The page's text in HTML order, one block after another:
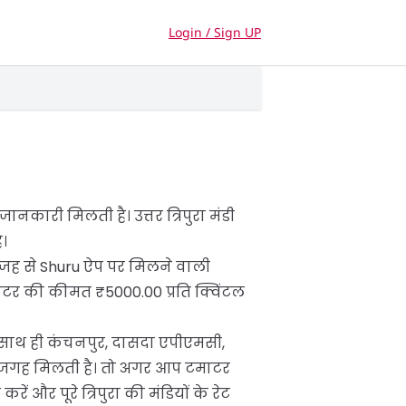
Login / Sign UP
मिलती है। उत्तर त्रिपुरा मंडी
से Shuru ऐप पर मिलने वाली
की कीमत ₹5000.00 प्रति क्विंटल
ही कंचनपुर, दासदा एपीएमसी,
मिलती है। तो अगर आप टमाटर
और पूरे त्रिपुरा की मंडियों के रेट